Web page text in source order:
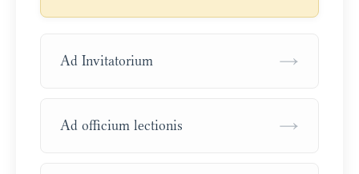
Ad Invitatorium →
Ad officium lectionis →